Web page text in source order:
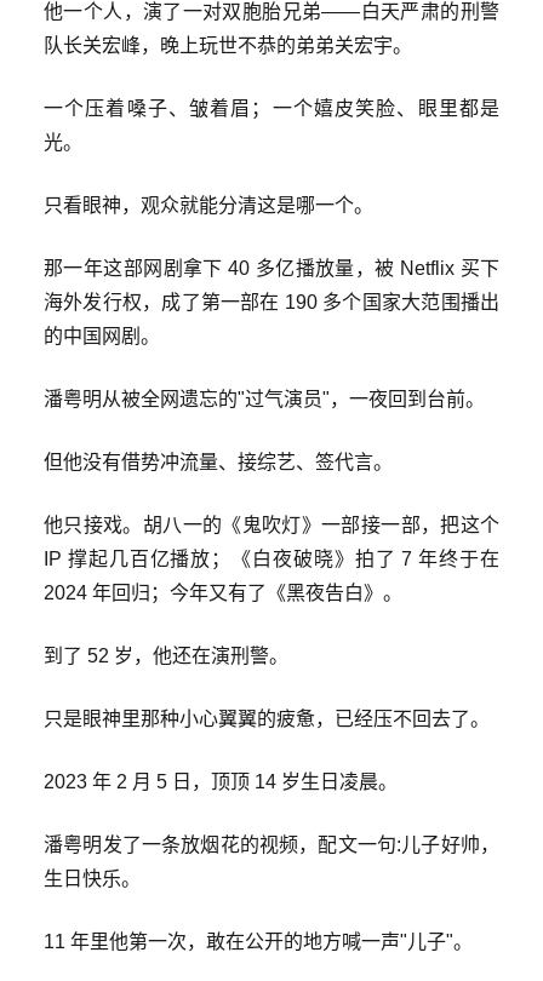
他一个人，演了一对双胞胎兄弟——白天严肃的刑警
队长关宏峰，晚上玩世不恭的弟弟关宏宇。
一个压着嗓子、皱着眉；一个嬉皮笑脸、眼里都是
光。
只看眼神，观众就能分清这是哪一个。
那一年这部网剧拿下 40 多亿播放量，被 Netflix 买下
海外发行权，成了第一部在 190 多个国家大范围播出
的中国网剧。
潘粤明从被全网遗忘的"过气演员"，一夜回到台前。
但他没有借势冲流量、接综艺、签代言。
他只接戏。 胡八一的《鬼吹灯》一部接一部，把这个
IP 撑起几百亿播放；《白夜破晓》拍了 7 年终于在
2024 年回归；今年又有了《黑夜告白》。
到了 52 岁，他还在演刑警。
只是眼神里那种小心翼翼的疲惫，已经压不回去了。
2023 年 2 月 5 日，顶顶 14 岁生日凌晨。
潘粤明发了一条放烟花的视频，配文一句:儿子好帅，
生日快乐。
11 年里他第一次，敢在公开的地方喊一声"儿子"。